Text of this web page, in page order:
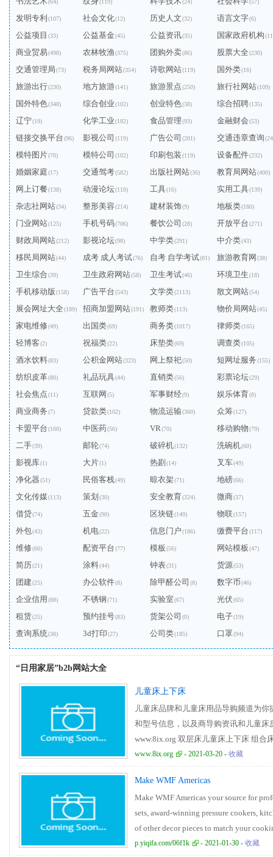
(64) (119) (24) (57)
发明专利 (107) 社会文化(12) 历史人文(32) 语言文字(6)
公益项目 (33) 公益基金(45) 公益资讯(35) 国家政府机构
商业贸易(498) 农林牧渔(375) 团购外卖(86) 股票大全(230)
交通管理局(73) 税务局网站(354) 诗歌网站(119) 国外类(16)
旅游出行(230) 地方旅游(141) 旅游景点(250) 旅行社网站(109)
国外特色(348) 综合创业(102) 创业特色(38) 综合招聘(135)
辽宁(19) 化学工业(182) 食品管理(93) 金融财会(53)
链接交换平台(96) 影视公司 (119) 广告公司 (201) 交通违章查询
模特图片(70) 模特公司 (102) 印刷包装(119) 设备配件(232)
婚姻家庭(17) 交通驾考(582) 出版社网站(36) 教育局网站(400)
网上订餐(138) 动漫论坛(110) 工具(16) 实用工具(139)
杂志社网站(34) 整形美容(214) 建材装饰(9) 地板类(180)
门业网站(125) 手机号码(706) 餐饮公司 (28) 开放平台(271)
财政局网站(212) 影视论坛(98) 中学类(291) 中介类(43)
移民局网站(44) 成考 成人考试(76) 自考 自学考试(81) 旅游教育网 (38)
卫生综合(39) 卫生政府网站(58) 卫生考试(46) 环境卫生(18)
手机移动版(158) 广告平台(543) 文学类(2113) 散文网站(54)
展会网址大全(189) 招商加盟网站(191) 教师类(113) 物价局网站(45)
家电维修(49) 出国类(69) 商务类(1017) 律师类(165)
轻博客(2) 祝福类(22) 床垫类(69) 调查类(105)
酒水饮料(83) 公积金网站(323) 网上祭祀(50) 短网址服务(155)
纺织皮革(80) 礼品玩具(44) 直销类(56) 彩票论坛(29)
社会焦点(11) 互联网 (5) 军事财经(9) 娱乐体育(8)
商业商务(7) 贷款类(102) 物流运输(360) 众筹(127)
卡盟平台(160) 中医药(56) VR(70) 移动购物(79)
二手(39) 邮轮(74) 破碎机(132) 洗碗机(60)
影视库(1) 大片(1) 热剧 (14) 叉车(49)
净化器(51) 民俗客栈(49) 晾衣架(71) 地磅(66)
文化传媒(113) 策划 (30) 安全教育(324) 微商(37)
借贷(74) 五金(90) 区块链(149) 物联(157)
外包(43) 机电(22) 信息门户(186) 缴费平台(117)
维修(60) 配资平台(77) 模板(56) 网站模板(47)
简历(21) 涂料(44) 钟表(31) 货源(53)
团建(25) 办公软件(8) 除甲醛公司 (8) 数字币(46)
企业信用 (88) 不锈钢(71) 实验室(67) 光伏(65)
租赁(25) 预约挂号(83) 货架公司 (0) 电子(19)
查询系统(38) 3d打印(27) 公司类(185) 口罩(94)
“日用家居”b2b网站大全
儿童床上下床
儿童床品牌和儿童床用品导购频道为
和型号信息，以及商导购资讯和儿童
www.8ix.org 双层床儿童床上下床 组合
童床上下床 男孩儿童床上下床 女孩儿
子母床 上下床儿童床上下床 女孩高低
童床上下床 成人儿童床男孩 上下床双
铁床榉木上下床林氏木业儿童床上下
女孩欧式儿童床上下欧式儿童床男孩
儿童床 1.2米欧式儿童床男孩1.5米欧
www.8ix.org - 2021-03-20 - 收藏
Make WMF Americas
Make WMF Americas your source for
sets, award-winning pressure cookers,
of other decor pieces to match your
p.yiqifa.com/06f1k - 2021-01-30 - 收藏